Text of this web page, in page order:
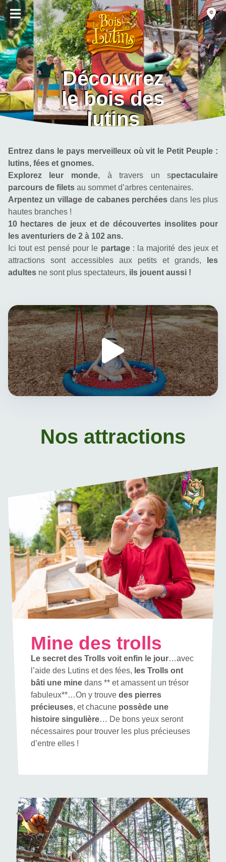
Découvrez
le bois des
lutins
Entrez dans le pays merveilleux où vit le Petit Peuple :
lutins, fées et gnomes.
Explorez leur monde, à travers un spectaculaire
parcours de filets au sommet d’arbres centenaires.
Arpentez un village de cabanes perchées dans les plus
hautes branches !
10 hectares de jeux et de découvertes insolites pour
les aventuriers de 2 à 102 ans.
Ici tout est pensé pour le partage : la majorité des jeux et
attractions sont accessibles aux petits et grands,
les
adultes ne sont plus spectateurs, ils jouent aussi !
Nos attractions
Mine des trolls
Le secret des Trolls voit enfin le jour…avec
l’aide des Lutins et des fées, les Trolls ont
bâti une minedans ** et amassent un trésor
fabuleux**…On y trouve des pierres
précieuses, et chacune possède une
histoire singulière… De bons yeux seront
nécessaires pour trouver les plus précieuses
d’entre elles !